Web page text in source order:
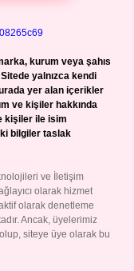
kurum veya şahıs
yalnızca kendi
yer alan içerikler
ve kişiler hakkında
kişiler ile isim
bilgiler taslak
ve İletişim
olarak hizmet
olarak denetleme
Ancak, üyelerimiz
siteye üye olarak bu